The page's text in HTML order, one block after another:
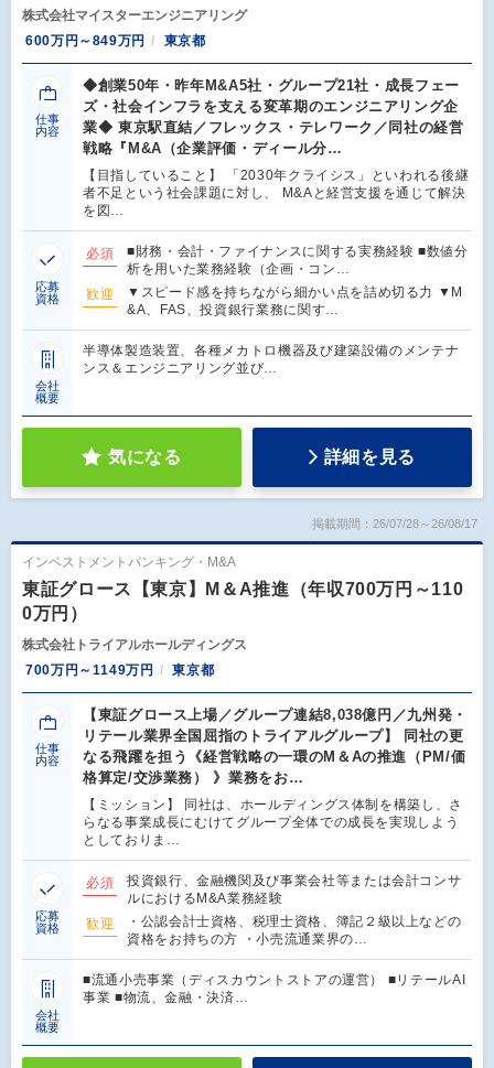
株式会社マイスターエンジニアリング
600万円～849万円
東京都
仕事
内容
◆創業50年・昨年M&A5社・グループ21社・成長フェー
ズ・社会インフラを支える変革期のエンジニアリング企
業◆ 東京駅直結／フレックス・テレワーク／同社の経営
戦略『M&A（企業評価・ディール分…
【目指していること】 「2030年クライシス」といわれる後継
者不足という社会課題に対し、 M&Aと経営支援を通じて解決
を図…
応募
資格
必須
■財務・会計・ファイナンスに関する実務経験 ■数値分
析を用いた業務経験（企画・コン…
歓迎
▼スピード感を持ちながら細かい点を詰め切る力 ▼M
&A、FAS、投資銀行業務に関す…
会社
概要
半導体製造装置、各種メカトロ機器及び建築設備のメンテナ
ンス＆エンジニアリング並び…
気になる 詳細を見る
掲載期間：26/07/28～26/08/17
インベストメントバンキング・M&A
東証グロース【東京】M＆A推進（年収700万円～110
0万円）
株式会社トライアルホールディングス
700万円～1149万円
東京都
仕事
内容
【東証グロース上場／グループ連結8,038億円／九州発・
リテール業界全国屈指のトライアルグループ】 同社の更
なる飛躍を担う《経営戦略の一環のM＆Aの推進（PM/価
格算定/交渉業務） 》業務をお…
【ミッション】 同社は、ホールディングス体制を構築し、さ
らなる事業成長にむけてグループ全体での成長を実現しよう
としておりま…
応募
資格
必須
投資銀行、金融機関及び事業会社等または会計コンサ
ルにおけるM&A業務経験
歓迎
・公認会計士資格、税理士資格、簿記２級以上などの
資格をお持ちの方 ・小売流通業界の…
会社
概要
■流通小売事業（ディスカウントストアの運営） ■リテールAI
事業 ■物流、金融・決済…